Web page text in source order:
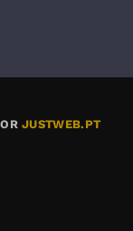
JUSTWEB.PT